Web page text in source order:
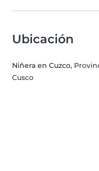
Ubicación
Niñera en Cuzco,
Cusco